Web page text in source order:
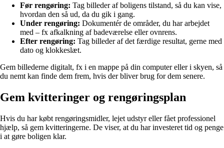
Før rengøring: Tag billeder af boligens tilstand, så du kan vise,
hvordan den så ud, da du gik i gang.
Under rengøring: Dokumentér de områder, du har arbejdet
med – fx afkalkning af badeværelse eller ovnrens.
Efter rengøring: Tag billeder af det færdige resultat, gerne med
dato og klokkeslæt.
Gem billederne digitalt, fx i en mappe på din computer eller i skyen, så
du nemt kan finde dem frem, hvis der bliver brug for dem senere.
Gem kvitteringer og rengøringsplan
Hvis du har købt rengøringsmidler, lejet udstyr eller fået professionel
hjælp, så gem kvitteringerne. De viser, at du har investeret tid og penge
i at gøre boligen klar.